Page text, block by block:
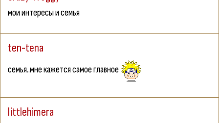
мои интересы и семья
ten-tena
семья..мне кажется самое главное
littlehimera